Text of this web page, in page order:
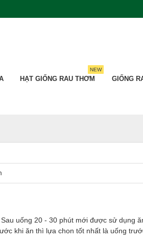
HẠT GIỐNG RAU THƠM
NEW
GIỐNG
uống 20 - 30 phút mới được sử dụng
khi ăn thì lựa chon tốt nhất là uống